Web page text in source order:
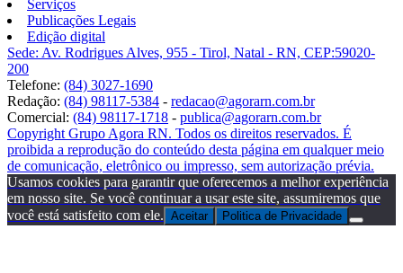
Serviços
Publicações Legais
Edição digital
Sede: Av. Rodrigues Alves, 955 - Tirol, Natal - RN, CEP:59020-
200
Telefone: (84) 3027-1690
Redação: (84) 98117-5384 - redacao@agorarn.com.br
Comercial: (84) 98117-1718 - publica@agorarn.com.br
Copyright Grupo Agora RN. Todos os direitos reservados. É
proibida a reprodução do conteúdo desta página em qualquer meio
de comunicação, eletrônico ou impresso, sem autorização prévia.
Usamos cookies para garantir que oferecemos a melhor experiência
em nosso site. Se você continuar a usar este site, assumiremos que
você está satisfeito com ele. Aceitar Politica de Privacidade